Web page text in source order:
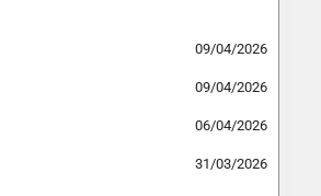
09/04/2026
09/04/2026
06/04/2026
31/03/2026